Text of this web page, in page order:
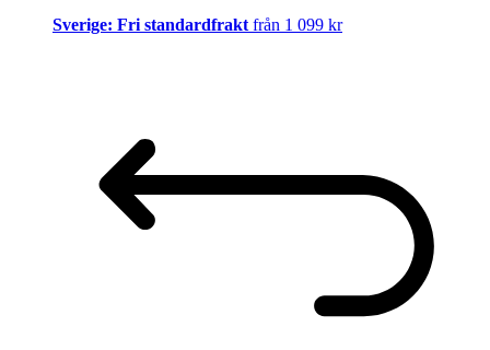
Sverige: Fri standardfrakt från 1 099 kr